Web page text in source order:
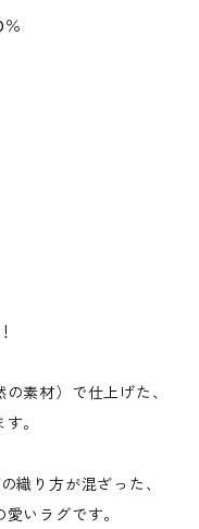
素材）で仕上げた、
。
織り方が混ざった、
いラグです。